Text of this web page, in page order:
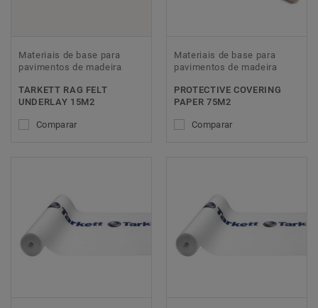
Materiais de base para
pavimentos de madeira
TARKETT RAG FELT
UNDERLAY 15M2
Comparar
Materiais de base para
pavimentos de madeira
PROTECTIVE COVERING
PAPER 75M2
Comparar